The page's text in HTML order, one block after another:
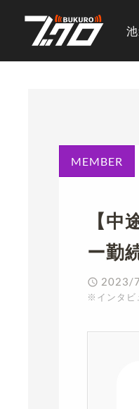
MEMBER
【
ー勤
2023/
※インタビ